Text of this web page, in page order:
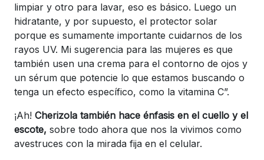
limpiar y otro para lavar, eso es básico. Luego un
hidratante, y por supuesto, el protector solar
porque es sumamente importante cuidarnos de los
rayos UV. Mi sugerencia para las mujeres es que
también usen una crema para el contorno de ojos y
un sérum que potencie lo que estamos buscando o
tenga un efecto específico, como la vitamina C”.
¡Ah! Cherizola también hace énfasis en el cuello y el
escote, sobre todo ahora que nos la vivimos como
avestruces con la mirada fija en el celular.